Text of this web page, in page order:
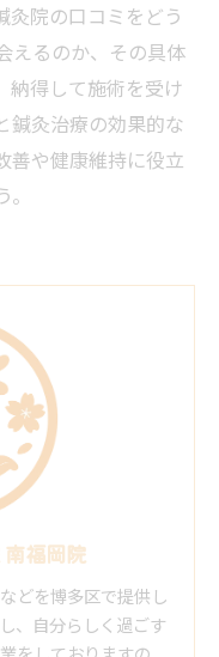
灸院の口コミをどう
えるのか、その具体
納得して施術を受け
鍼灸治療の効果的な
善や健康維持に役立
福岡院
どを博多区で提供し
、自分らしく過ごす